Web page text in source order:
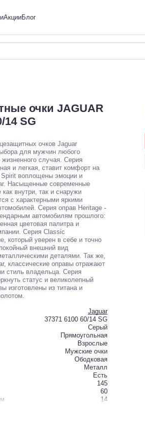
АкцииБлог
очки JAGUAR
14 SG
очков Jaguar
для мужчин любого
случая. Серия
и легкая, ставит комфорт на
воплощены эмоции и
Насыщенные современные
внутри, так и снаружи
с характерными яркими
Серия оправ Heritage -
автомобилям прошлого:
цветовая палитра и
Серия Classic
который уверен в себе и точно
внешний вид
деталями. Так же,
классические оправы отражают
стиль владельца. Серия
статус и великолепный
изготовлены из титана и
Jaguar
37371 6100 60/14 SG
Серый
Прямоугольная
Взрослые
Мужские очки
Ободковая
Металл
Есть
145
60
14